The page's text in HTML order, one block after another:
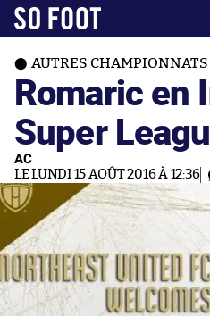
AUTRES CHAMPIONNATS
Romaric en
Super
AC
LE LUNDI 15 AOÛT 2016 À 12:36